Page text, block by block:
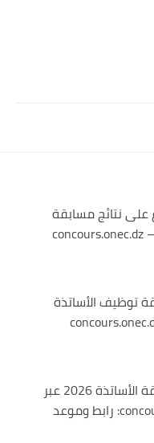
على نتائج مسابقة
توظيف الأساتذة
نتائج مسابقة الأساتذة 2026 عبر
concours.onec.dz: رابط وموعد